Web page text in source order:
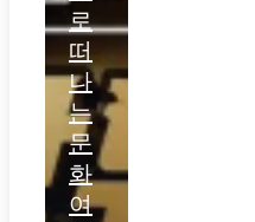
로
떠
나
는
문
화
여